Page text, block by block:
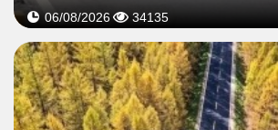
06/08/2026 34135